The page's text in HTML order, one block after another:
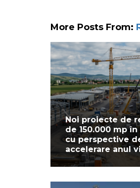
More Posts From:
Noi proiecte de
de 150.000 mp în
cu perspective
accelerare anul